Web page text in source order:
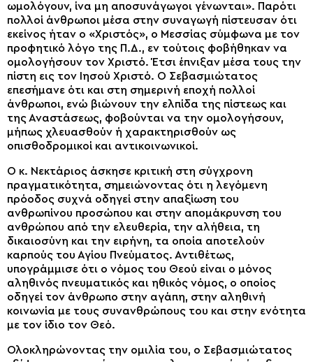
ωμολόγουν, ίνα μη αποσυνάγωγοι γένωνται». Παρότι
πολλοί άνθρωποι μέσα στην συναγωγή πίστευσαν ότι
εκείνος ήταν ο «Χριστός», ο Μεσσίας σύμφωνα με τον
προφητικό λόγο της Π.Δ., εν τούτοις φοβήθηκαν να
ομολογήσουν τον Χριστό. Έτσι έπνιξαν μέσα τους την
πίστη εις τον Ιησού Χριστό. Ο Σεβασμιώτατος
επεσήμανε ότι και στη σημερινή εποχή πολλοί
άνθρωποι, ενώ βιώνουν την ελπίδα της πίστεως και
της Αναστάσεως, φοβούνται να την ομολογήσουν,
μήπως χλευασθούν ή χαρακτηρισθούν ως
οπισθοδρομικοί και αντικοινωνικοί.
Ο κ. Νεκτάριος άσκησε κριτική στη σύγχρονη
πραγματικότητα, σημειώνοντας ότι η λεγόμενη
πρόοδος συχνά οδηγεί στην απαξίωση του
ανθρωπίνου προσώπου και στην απομάκρυνση του
ανθρώπου από την ελευθερία, την αλήθεια, τη
δικαιοσύνη και την ειρήνη, τα οποία αποτελούν
καρπούς του Αγίου Πνεύματος. Αντιθέτως,
υπογράμμισε ότι ο νόμος του Θεού είναι ο μόνος
αληθινός πνευματικός και ηθικός νόμος, ο οποίος
οδηγεί τον άνθρωπο στην αγάπη, στην αληθινή
κοινωνία με τους συνανθρώπους του και στην ενότητα
με τον ίδιο τον Θεό.
Ολοκληρώνοντας την ομιλία του, ο Σεβασμιώτατος